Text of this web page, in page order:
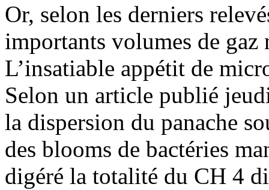
Or, selon les derniers
importants volumes de gaz
L’insatiable appétit de
Selon un article publié
la dispersion du panache
des blooms de bactéries
digéré la totalité du CH 4